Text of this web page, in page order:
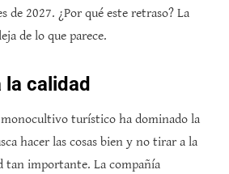
de 2027. ¿Por qué este retraso? La
de lo que parece.
la calidad
turístico ha dominado la
hacer las cosas bien y no tirar a la
tan importante. La compañía